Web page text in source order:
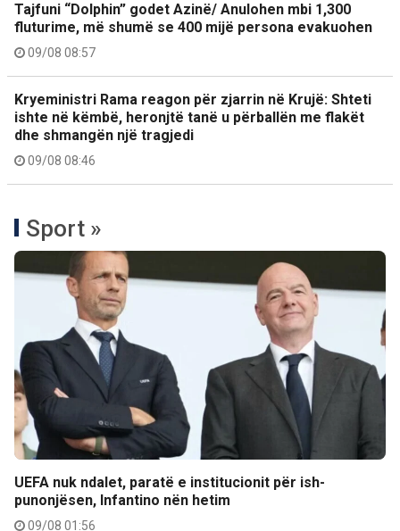
Tajfuni “Dolphin” godet Azinë/ Anulohen mbi 1,300
fluturime, më shumë se 400 mijë persona evakuohen
09/08 08:57
Kryeministri Rama reagon për zjarrin në Krujë: Shteti
ishte në këmbë, heronjtë tanë u përballën me flakët
dhe shmangën një tragjedi
09/08 08:46
Sport »
UEFA nuk ndalet, paratë e institucionit për ish-
punonjësen, Infantino nën hetim
09/08 01:56